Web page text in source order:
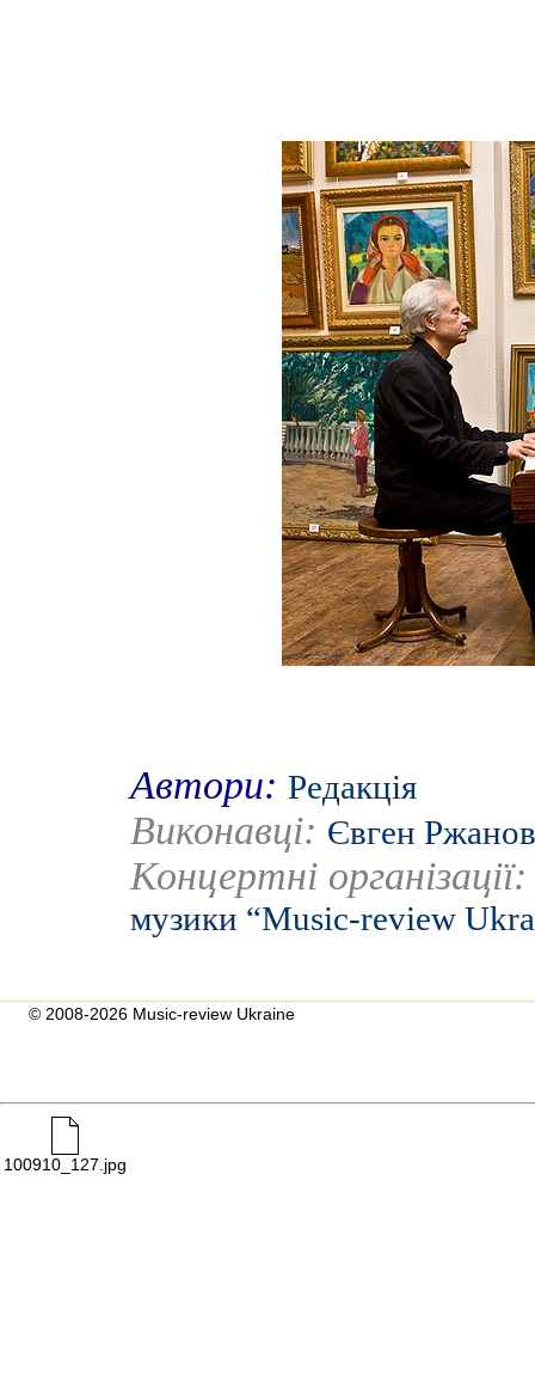
Автори: Редакція
Виконавці: Євген Ржанов
Концертні
музики “Music-review
© 2008-2026 Music-review Ukraine
100910_127.jpg